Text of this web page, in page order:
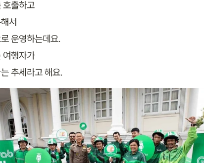
호출하고
서
운영하는데요.
여행자가
추세라고 해요.